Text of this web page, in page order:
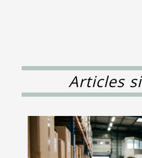
Articles